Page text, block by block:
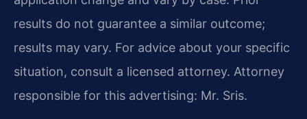
results do not guarantee a similar outcome;
results may vary. For advice about your specific
situation, consult a licensed attorney. Attorney
responsible for this advertising: Mr. Sris.